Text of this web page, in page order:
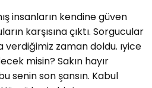
insanların kendine güven
karşısına çıktı. Sorgucular
verdiğimiz zaman doldu. ıyice
misin? Sakın hayır
senin son şansın. Kabul